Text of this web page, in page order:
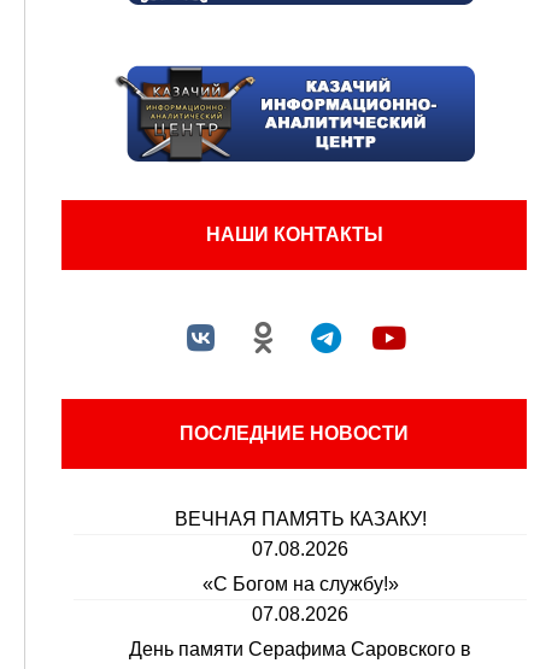
НАШИ КОНТАКТЫ
ПОСЛЕДНИЕ НОВОСТИ
ВЕЧНАЯ ПАМЯТЬ КАЗАКУ!
07.08.2026
«С Богом на службу!»
07.08.2026
День памяти Серафима Саровского в